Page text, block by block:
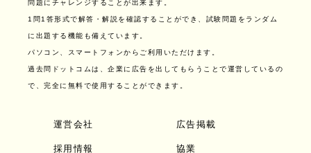
問題にチャレンジすることが出来ます。
1問1答形式で解答・解説を確認することができ、試験問題をランダム
に出題する機能も備えています。
パソコン、スマートフォンからご利用いただけます。
過去問ドットコムは、企業に広告を出してもらうことで運営しているの
で、完全に無料で使用することができます。
運営会社 広告掲載
採用情報 協業